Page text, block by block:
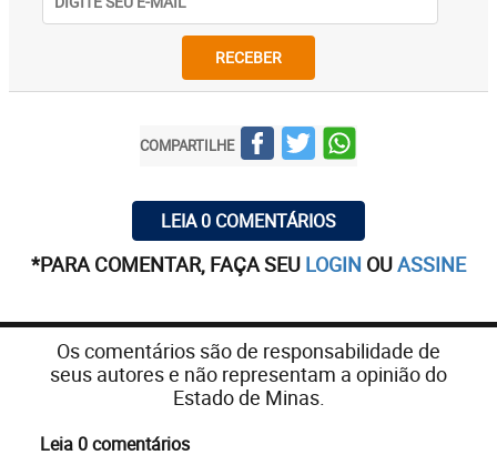
RECEBER
COMPARTILHE
LEIA 0 COMENTÁRIOS
*PARA COMENTAR, FAÇA SEU LOGIN OUASSINE
Os comentários são de responsabilidade de
seus autores e não representam a opinião do
Estado de Minas.
Leia 0 comentários